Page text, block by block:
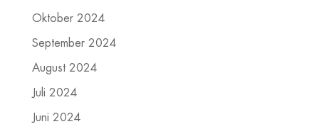
Oktober 2024
September 2024
August 2024
Juli 2024
Juni 2024